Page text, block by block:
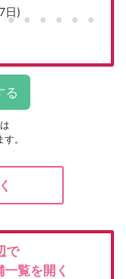
日)
。
で
覧を開く